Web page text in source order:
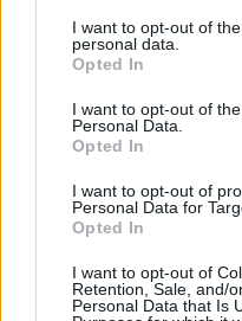
I want to opt-out of
personal data.
Opted In
I want to opt-out of
Personal Data.
Opted In
I want to opt-out of
Personal Data for
Opted In
I want to opt-out of
Retention, Sale, and/
Personal Data that Is
beni della vita
nuocere né un
devastazioni della